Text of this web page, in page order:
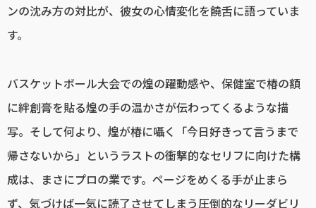
ンの沈み方の対比が、彼女の心情変化を饒舌に語っていま
す。
バスケットボール大会での煌の躍動感や、保健室で椿の額
に絆創膏を貼る煌の手の温かさが伝わってくるような描
写。そして何より、煌が椿に囁く「今日好きって言うまで
帰さないから」というラストの衝撃的なセリフに向けた構
成は、まさにプロの業です。ページをめくる手が止まら
ず、気づけば一気に読了させてしまう圧倒的なリーダビリ